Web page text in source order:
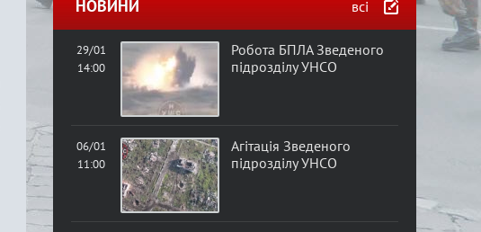
а
р
НОВИНИ всі
29/01
14:00
Робота БПЛА Зведеного
підрозділу УНСО
06/01
11:00
Агітація Зведеного
підрозділу УНСО